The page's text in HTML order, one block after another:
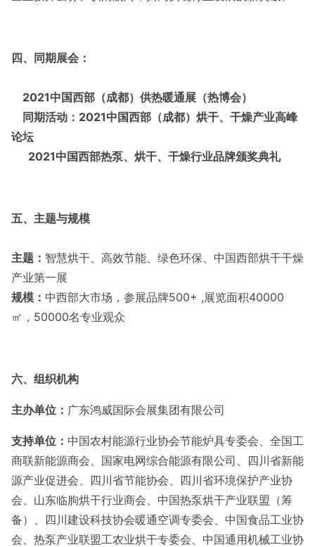
四、 同期展会：
2021中国西部（成都）供热暖通展（热博会）
同期活动：2021中国西部（成都）烘干、干燥产业高峰
论坛
2021中国西部热泵、烘干、干燥行业品牌颁奖典礼
五、主题与规模
主题： 智慧烘干、高效节能、绿色环保、中国西部烘干干燥
产业第一展
规模： 中西部大市场，参展品牌500+ ,展览面积40000
㎡，50000名专业观众
六、组织机构
主办单位： 广东鸿威国际会展集团有限公司
支持单位： 中国农村能源行业协会节能炉具专委会、全国工
商联新能源商会、国家电网综合能源有限公司、四川省新能
源产业促进会、四川省节能协会、四川省环境保护产业协
会、山东临朐烘干行业商会、中国热泵烘干产业联盟（筹
备）、四川建设科技协会暖通空调专委会、中国食品工业协
会、热泵产业联盟工农业烘干专委会、中国通用机械工业协